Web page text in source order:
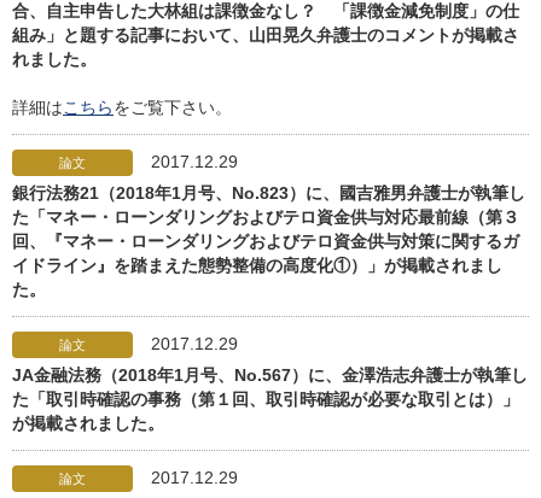
合、自主申告した大林組は課徴金なし？ 「課徴金減免制度」の仕
組み」と題する記事において、山田晃久弁護士のコメントが掲載さ
れました。
詳細はこちらをご覧下さい。
論文
2017.12.29
銀行法務21（2018年1月号、No.823）に、國吉雅男弁護士が執筆し
た「マネー・ローンダリングおよびテロ資金供与対応最前線（第３
回、『マネー・ローンダリングおよびテロ資金供与対策に関するガ
イドライン』を踏まえた態勢整備の高度化①）」が掲載されまし
た。
論文
2017.12.29
JA金融法務（2018年1月号、No.567）に、金澤浩志弁護士が執筆し
た「取引時確認の事務（第１回、取引時確認が必要な取引とは）」
が掲載されました。
論文
2017.12.29